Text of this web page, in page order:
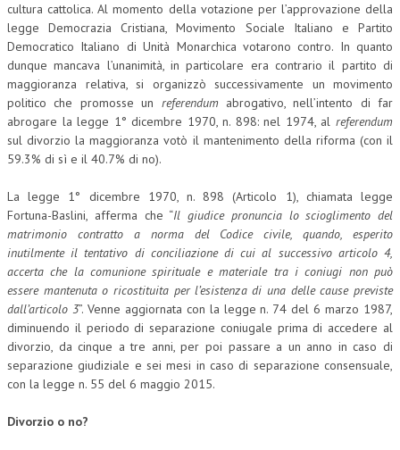
COSTITUZIONALE
TRIBUTARIA
PENALE
NEWS
ARCHIVIO EVENTI (FINO AL 2022)
CORSI ENTI TERZI
PUBBLICAZIONI
BOLLETTINO FINANZIAMENTI
TELEGRAM
DOCUMENTI
MANUALI E MONOGRAFIE
cultura cattolica. Al momento della votazione per l’approvazione della
legge Democrazia Cristiana, Movimento Sociale Italiano e Partito
Democratico Italiano di Unità Monarchica votarono contro. In quanto
dunque mancava l’unanimità, in particolare era contrario il partito di
maggioranza relativa, si organizzò successivamente un movimento
politico che promosse un referendumabrogativo, nell’intento di far
abrogare la legge 1° dicembre 1970, n. 898: nel 1974, al referendum
sul divorzio la maggioranza votò il mantenimento della riforma (con il
59.3% di sì e il 40.7% di no).
La legge 1° dicembre 1970, n. 898 (Articolo 1), chiamata legge
Fortuna-Baslini, afferma che “Il giudice pronuncia lo scioglimento del
matrimonio contratto a norma del Codice civile, quando, esperito
inutilmente il tentativo di conciliazione di cui al successivo articolo 4,
accerta che la comunione spirituale e materiale tra i coniugi non può
essere mantenuta o ricostituita per l’esistenza di una delle cause previste
dall’articolo 3”. Venne aggiornata con la legge n. 74 del 6 marzo 1987,
diminuendo il periodo di separazione coniugale prima di accedere al
divorzio, da cinque a tre anni, per poi passare a un anno in caso di
separazione giudiziale e sei mesi in caso di separazione consensuale,
con la legge n. 55 del 6 maggio 2015.
Divorzio o no?